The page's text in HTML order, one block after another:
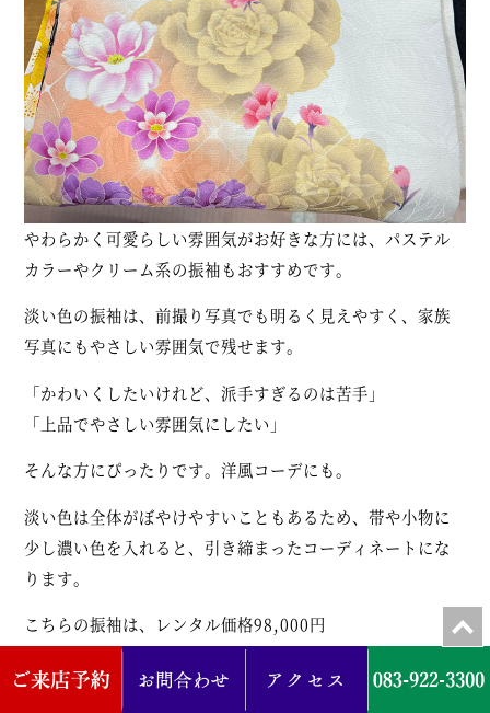
やわらかく可愛らしい雰囲気がお好きな方には、パステル
カラーやクリーム系の振袖もおすすめです。
淡い色の振袖は、前撮り写真でも明るく見えやすく、家族
写真にもやさしい雰囲気で残せます。
「かわいくしたいけれど、派手すぎるのは苦手」
「上品でやさしい雰囲気にしたい」
そんな方にぴったりです。洋風コーデにも。
淡い色は全体がぼやけやすいこともあるため、帯や小物に
少し濃い色を入れると、引き締まったコーディネートにな
ります。
こちらの振袖は、レンタル価格98,000円
プラス88,000円（税込）でお買い上げいただくことも可能